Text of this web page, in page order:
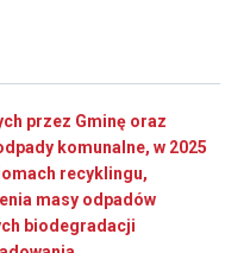
przez Gminę oraz
komunalne, w 2025
recyklingu,
masy odpadów
biodegradacji